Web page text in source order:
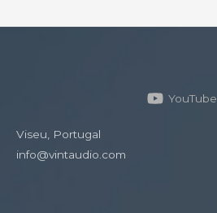
YouTube
Viseu, Portugal
info@vintaudio.com